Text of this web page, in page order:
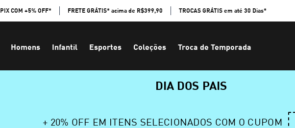
PIX COM +5% OFF* FRETE GRÁTIS* acima de R$399,90 TROCAS GRÁTIS em até 30 Dias*
Homens Infantil Esportes Coleções Troca de Temporada
DIA DOS PAIS
+ 20% OFF EM ITENS SELECIONADOS COM O CUPOM